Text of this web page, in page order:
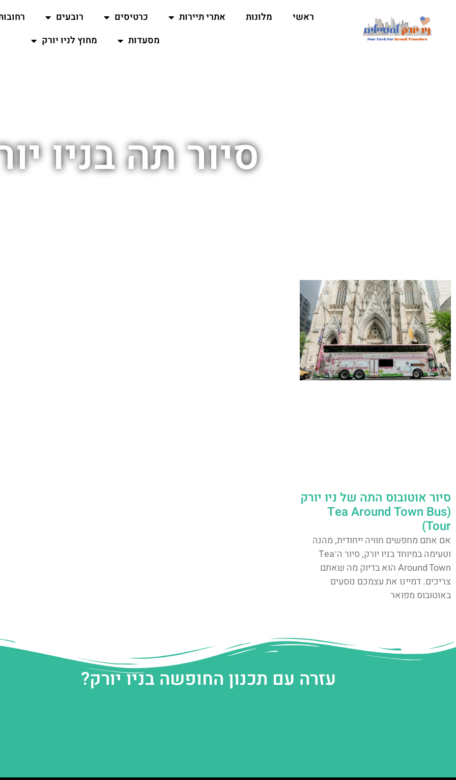
ראשי מלונות אתרי תיירות כרטיסים רובעים
מסעדות
מחוץ לניו יורק
סיור תה בניו
סיור אוטובוס התה של ניו יורק
(Tea Around Town Bus
Tour)
אם אתם מחפשים חוויה ייחודית, מהנה
וטעימה במיוחד בניו יורק, סיור ה־Tea
Around Town הוא בדיוק מה שאתם
צריכים. דמיינו את עצמכם נוסעים
באוטובוס מפואר
עזרה עם תכנון החופשה בניו יורק?